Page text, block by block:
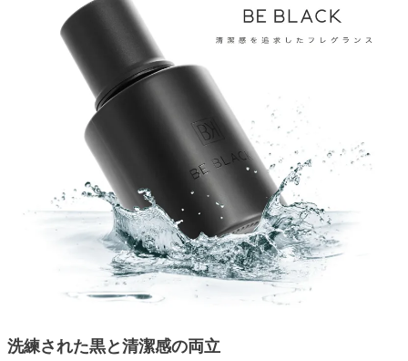
洗練された黒と清潔感の両立